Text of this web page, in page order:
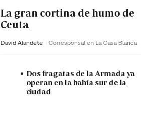
La gran cortina de humo de
Ceuta
David Alandete Corresponsal en La Casa Blanca
Dos fragatas de la Armada ya
operan en la bahía sur de la
ciudad